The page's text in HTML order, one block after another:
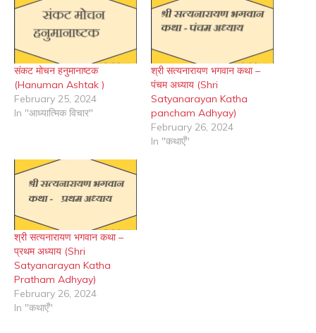
संकट मोचन हनुमानाष्टक
(Hanuman Ashtak )
February 25, 2024
In "आध्यात्मिक विचार"
श्री सत्यनारायण भगवान कथा –
पंचम अध्याय (Shri
Satyanarayan Katha
pancham Adhyay)
February 26, 2024
In "कथाएँ"
श्री सत्यनारायण भगवान कथा –
प्रथम अध्याय (Shri
Satyanarayan Katha
Pratham Adhyay)
February 26, 2024
In "कथाएँ"